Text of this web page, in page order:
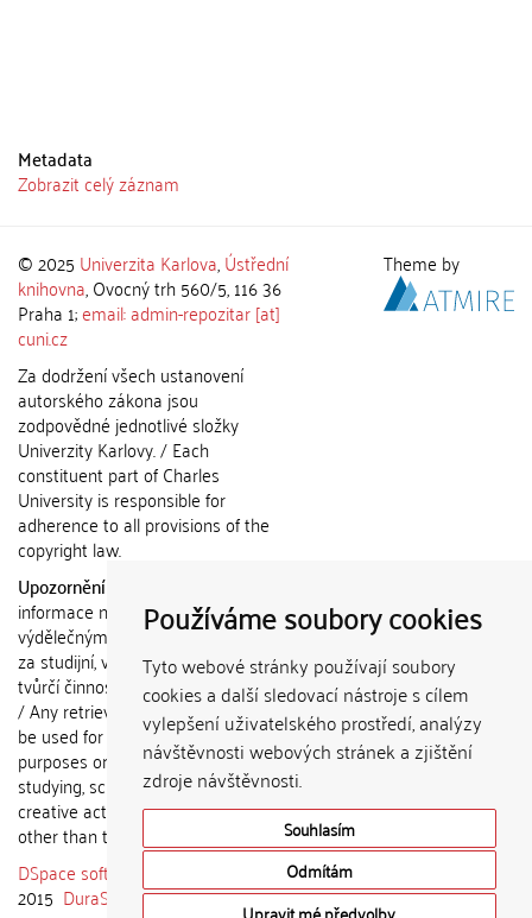
Používáme soubory cookies
Tyto webové stránky používají soubory
cookies a další sledovací nástroje s cílem
vylepšení uživatelského prostředí, analýzy
návštěvnosti webových stránek a zjištění
zdroje návštěvnosti.
Souhlasím
Odmítám
Upravit mé předvolby
Metadata
Zobrazit celý záznam
© 2025 Univerzita Karlova,Ústřední
knihovna, Ovocný trh 560/5, 116 36
Praha 1;email: admin-repozitar [at]
cuni.cz
Za dodržení všech ustanovení
autorského zákona jsou
zodpovědné jednotlivé složky
Univerzity Karlovy. / Each
constituent part of Charles
University is responsible for
adherence to all provisions of the
copyright law.
Upozornění / Notice:
informace nemohou být použity k
výdělečným účelům nebo vydávány
za studijní, vědeckou nebo jinou
tvůrčí činnost jiné osoby než autora.
/ Any retrieved information shall not
be used for any commercial
purposes or claimed as results of
studying, scientific or any other
creative activities of any person
other than the author.
DSpace software
copyright © 2002-
2015 DuraSpace
Theme by